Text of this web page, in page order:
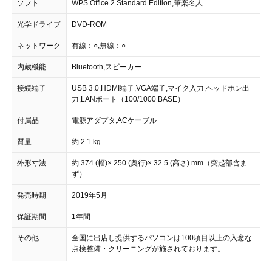
ソフト WPS Office 2 Standard Edition,筆楽名人
光学ドライブ DVD-ROM
ネットワーク 有線：○,無線：○
内蔵機能 Bluetooth,スピーカー
接続端子
USB 3.0,HDMI端子,VGA端子,マイク入力,ヘッドホン出
力,LANポート（100/1000 BASE）
付属品 電源アダプタ,ACケーブル
質量 約 2.1 kg
外形寸法
約 374 (幅)× 250 (奥行)× 32.5 (高さ) mm（突起部含ま
ず）
発売時期 2019年5月
保証期間 1年間
その他
全国に出店し提供するパソコンは100項目以上の入念な
点検整備・クリーニングが施されております。